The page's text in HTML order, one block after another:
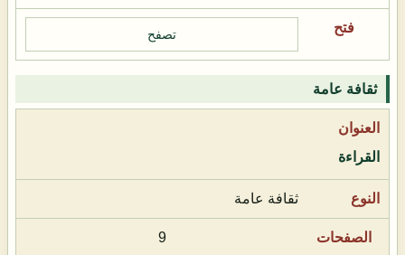
تصفح
ثقافة عامة
القراءة
ثقافة عامة
9